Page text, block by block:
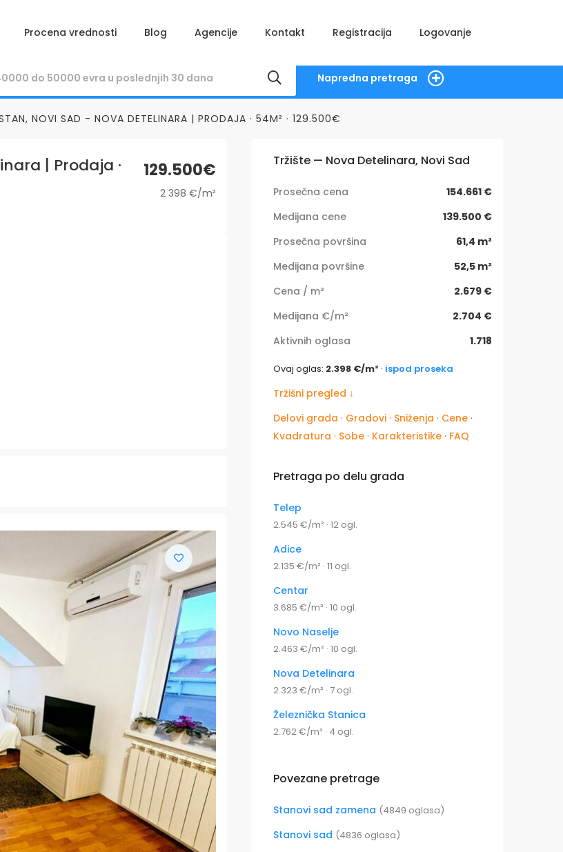
Procena vrednosti Blog Agencije Kontakt Registracija Logovanje
Napredna pretraga
NOVI SAD - NOVA DETELINARA | PRODAJA · 54M² · 129.500€
| Prodaja ·
129.500€
2 398 €/m²
Tržište — Nova Detelinara, Novi Sad
Prosečna cena
154.661 €
Medijana cene
139.500 €
Prosečna površina
61,4 m²
Medijana površine
52,5 m²
Cena / m²
2.679 €
Medijana €/m²
2.704 €
Aktivnih oglasa
1.718
Ovaj oglas: 2.398 €/m² · ispod proseka
Tržišni pregled ↓
Delovi grada · Gradovi · Sniženja · Cene ·
Kvadratura · Sobe · Karakteristike · FAQ
Pretraga po delu grada
Telep
2.545 €/m² · 12 ogl.
Adice
2.135 €/m² · 11 ogl.
Centar
3.685 €/m² · 10 ogl.
Novo Naselje
2.463 €/m² · 10 ogl.
Nova Detelinara
2.323 €/m² · 7 ogl.
Železnička Stanica
2.762 €/m² · 4 ogl.
Povezane pretrage
Stanovi sad zamena (4849 oglasa)
Stanovi sad (4836 oglasa)